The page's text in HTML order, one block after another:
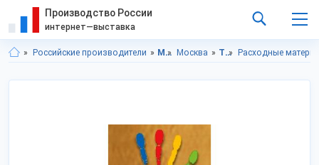
Производство России
интернет—выставка
Российские производители Московская область Москва Торговое оборудование Расходные